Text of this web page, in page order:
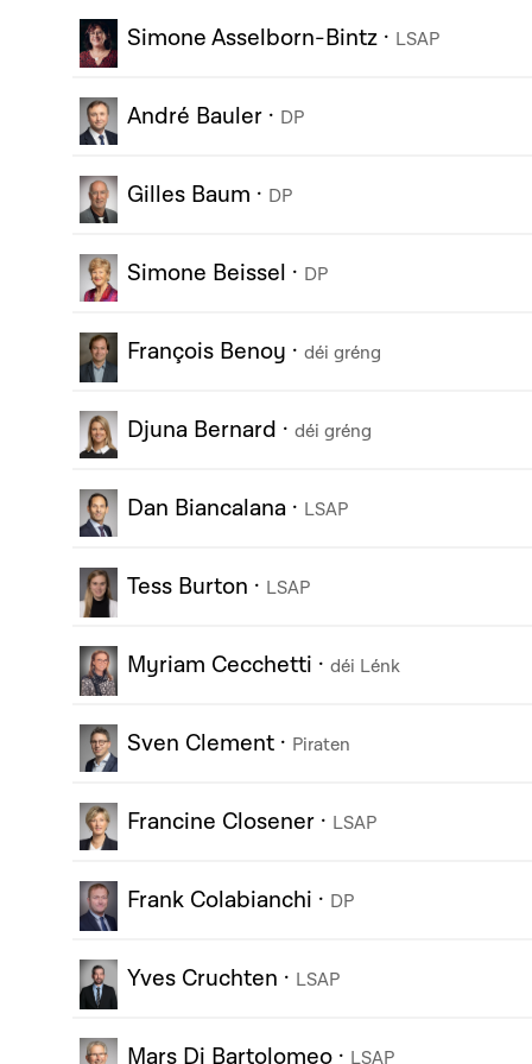
Simone Asselborn-Bintz · LSAP
André Bauler · DP
Gilles Baum · DP
Simone Beissel · DP
François Benoy · déi gréng
Djuna Bernard · déi gréng
Dan Biancalana · LSAP
Tess Burton · LSAP
Myriam Cecchetti · déi Lénk
Sven Clement · Piraten
Francine Closener · LSAP
Frank Colabianchi · DP
Yves Cruchten · LSAP
Mars Di Bartolomeo · LSAP